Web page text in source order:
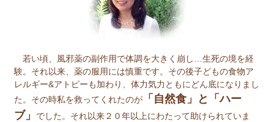
若い頃、風邪薬の副作用で体調を大きく崩し…生死の境を経
験。それ以来、薬の服用には慎重です。その後子どもの食物ア
レルギー&アトピーも加わり、体力気力ともにどん底になりまし
た。その時私を救ってくれたのが「自然食」と「ハー
ブ」
でした。それ以来２０年以上にわたって助けられていま